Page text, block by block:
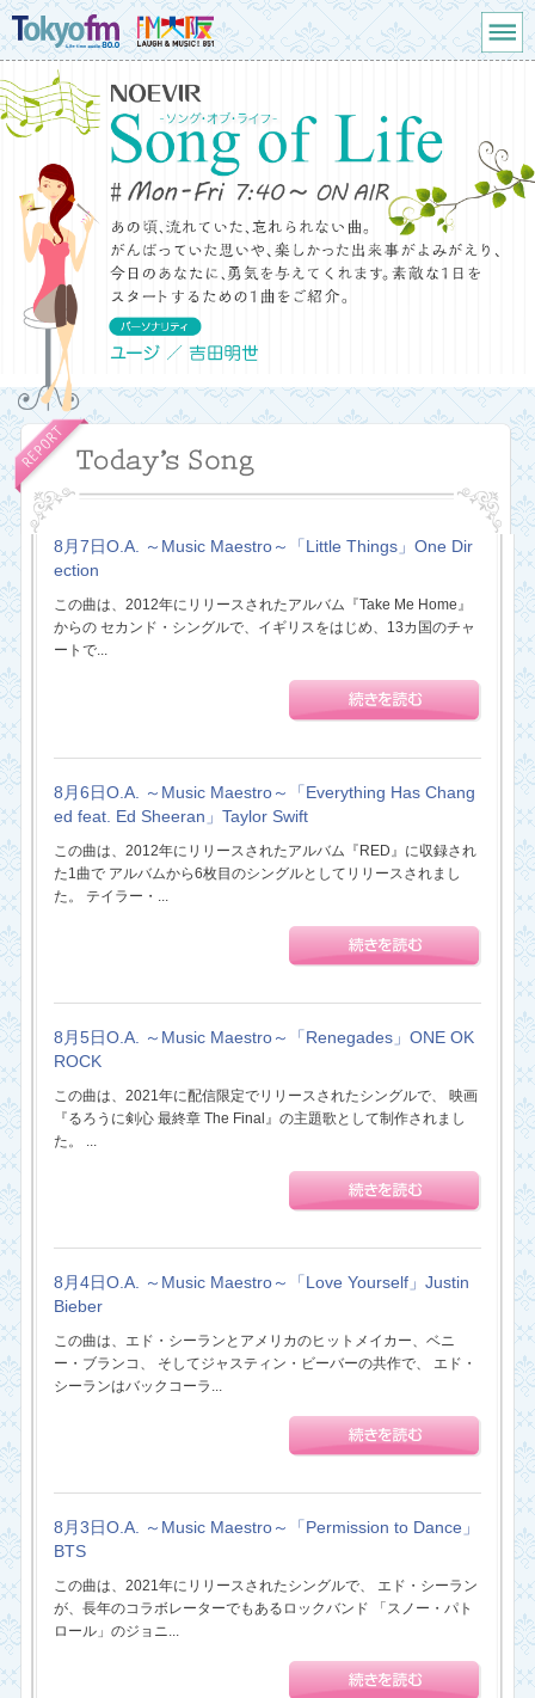
8月7日O.A. ～Music Maestro～「Little Things」One Dir
ection
この曲は、2012年にリリースされたアルバム『Take Me Home』
からの セカンド・シングルで、イギリスをはじめ、13カ国のチャ
ートで...
8月6日O.A. ～Music Maestro～「Everything Has Chang
ed feat. Ed Sheeran」Taylor Swift
この曲は、2012年にリリースされたアルバム『RED』に収録され
た1曲で アルバムから6枚目のシングルとしてリリースされまし
た。 テイラー・...
8月5日O.A. ～Music Maestro～「Renegades」ONE OK
ROCK
この曲は、2021年に配信限定でリリースされたシングルで、 映画
『るろうに剣心 最終章 The Final』の主題歌として制作されまし
た。 ...
8月4日O.A. ～Music Maestro～「Love Yourself」Justin
Bieber
この曲は、エド・シーランとアメリカのヒットメイカー、ベニ
ー・ブランコ、 そしてジャスティン・ビーバーの共作で、 エド・
シーランはバックコーラ...
8月3日O.A. ～Music Maestro～「Permission to Dance」
BTS
この曲は、2021年にリリースされたシングルで、 エド・シーラン
が、長年のコラボレーターでもあるロックバンド 「スノー・パト
ロール」のジョニ...